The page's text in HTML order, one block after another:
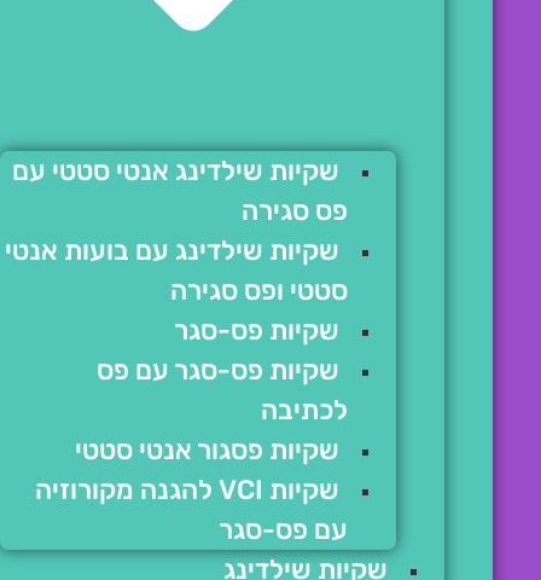
שקיות שילדינג אנטי סטטי עם
פס סגירה
שקיות שילדינג עם בועות אנטי
סטטי ופס סגירה
שקיות פס-סגר
שקיות פס-סגר עם פס
לכתיבה
שקיות פסגור אנטי סטטי
שקיות VCI להגנה מקורוזיה
עם פס-סגר
שקיות שילדינג